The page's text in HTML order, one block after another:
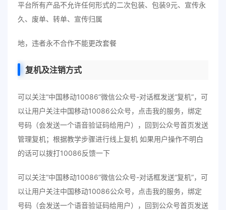
平台所有产品不允许任何形式的二次包装、包装9元、宣传永
久、废单、转单、宣传归属
地，违者永不合作不能更改套餐
复机及注销方式
可以关注“中国移动10086”微信公众号-对话框发送“复机”，可
以让用户关注中国移动10086公众号，点击我的服务，绑定
号码（会发送一个语音验证码给用户），回到公众号首页发送
管理复机；根据教学步骤进行线上复机 如果用户操作不明白
的话可以拨打10086反馈一下
可以关注“中国移动10086”微信公众号-对话框发送“复机”，可
以让用户关注中国移动10086公众号，点击我的服务，绑定
号码（会发送一个语音验证码给用户），回到公众号首页发送